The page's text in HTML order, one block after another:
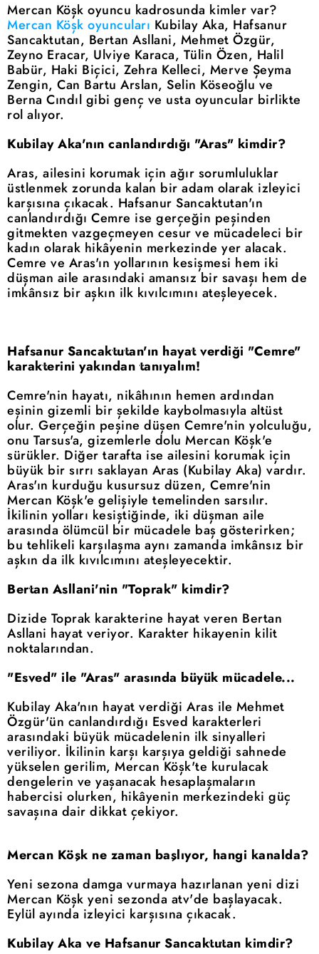
Mercan Köşk oyuncu kadrosunda kimler var?
Mercan Köşk oyuncuları Kubilay Aka, Hafsanur
Sancaktutan, Bertan Asllani, Mehmet Özgür,
Zeyno Eracar, Ulviye Karaca, Tülin Özen, Halil
Babür, Haki Biçici, Zehra Kelleci, Merve Şeyma
Zengin, Can Bartu Arslan, Selin Köseoğlu ve
Berna Cındıl gibi genç ve usta oyuncular birlikte
rol alıyor.
Kubilay Aka'nın canlandırdığı "Aras" kimdir?
Aras, ailesini korumak için ağır sorumluluklar
üstlenmek zorunda kalan bir adam olarak izleyici
karşısına çıkacak. Hafsanur Sancaktutan'ın
canlandırdığı Cemre ise gerçeğin peşinden
gitmekten vazgeçmeyen cesur ve mücadeleci bir
kadın olarak hikâyenin merkezinde yer alacak.
Cemre ve Aras'ın yollarının kesişmesi hem iki
düşman aile arasındaki amansız bir savaşı hem de
imkânsız bir aşkın ilk kıvılcımını ateşleyecek.
Hafsanur Sancaktutan'ın hayat verdiği "Cemre"
karakterini yakından tanıyalım!
Cemre'nin hayatı, nikâhının hemen ardından
eşinin gizemli bir şekilde kaybolmasıyla altüst
olur. Gerçeğin peşine düşen Cemre'nin yolculuğu,
onu Tarsus'a, gizemlerle dolu Mercan Köşk'e
sürükler. Diğer tarafta ise ailesini korumak için
büyük bir sırrı saklayan Aras (Kubilay Aka) vardır.
Aras'ın kurduğu kusursuz düzen, Cemre'nin
Mercan Köşk'e gelişiyle temelinden sarsılır.
İkilinin yolları kesiştiğinde, iki düşman aile
arasında ölümcül bir mücadele baş gösterirken;
bu tehlikeli karşılaşma aynı zamanda imkânsız bir
aşkın da ilk kıvılcımını ateşleyecektir.
Bertan Asllani'nin "Toprak" kimdir?
Dizide Toprak karakterine hayat veren Bertan
Asllani hayat veriyor. Karakter hikayenin kilit
noktalarından.
"Esved" ile "Aras" arasında büyük mücadele...
Kubilay Aka'nın hayat verdiği Aras ile Mehmet
Özgür'ün canlandırdığı Esved karakterleri
arasındaki büyük mücadelenin ilk sinyalleri
veriliyor. İkilinin karşı karşıya geldiği sahnede
yükselen gerilim, Mercan Köşk'te kurulacak
dengelerin ve yaşanacak hesaplaşmaların
habercisi olurken, hikâyenin merkezindeki güç
savaşına dair dikkat çekiyor.
Mercan Köşk ne zaman başlıyor, hangi kanalda?
Yeni sezona damga vurmaya hazırlanan yeni dizi
Mercan Köşk yeni sezonda atv'de başlayacak.
Eylül ayında izleyici karşısına çıkacak.
Kubilay Aka ve Hafsanur Sancaktutan kimdir?